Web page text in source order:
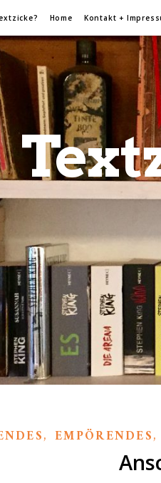
Home Kontakt +
, EMPÖRENDES,